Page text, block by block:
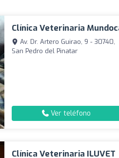
Clínica Veterinaria
Av. Dr. Artero Guirao, 9 - 30740,
San Pedro del Pinatar
Ver teléfono
Clínica Veterinaria ILUVET